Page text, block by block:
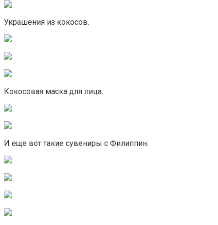
Украшения из кокосов.
Кокосовая маска для лица.
И еще вот такие сувениры с Филиппин.